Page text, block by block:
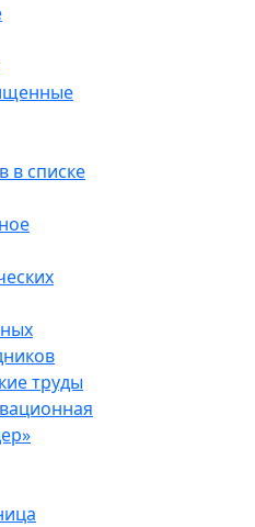
в списке
труды